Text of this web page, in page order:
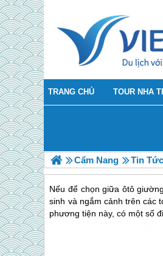
TRANG CHỦ TOUR NHA
Cẩm Nang Tin Tức
Nếu để chọn giữa ôtô
sinh và ngắm cảnh trên các
phương tiện này, có một số